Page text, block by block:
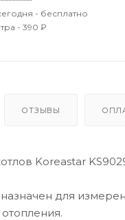
- бесплатно
- 390 ₽
ОТЗЫВЫ
Koreastar
для